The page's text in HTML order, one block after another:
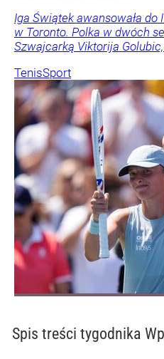
Iga Świątek awansowała do
w Toronto. Polka w dwóch
Szwajcarką Viktorija
TenisSport
Spis treści tygodnika